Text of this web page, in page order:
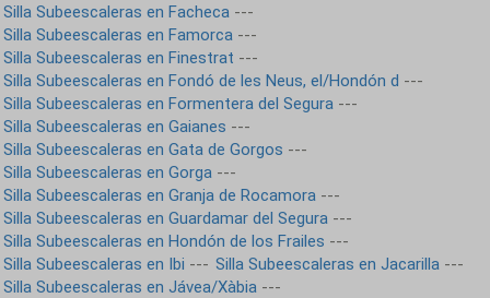
Silla Subeescaleras en Facheca ---
Silla Subeescaleras en Famorca ---
Silla Subeescaleras en Finestrat ---
Silla Subeescaleras en Fondó de les Neus, el/Hondón d ---
Silla Subeescaleras en Formentera del Segura ---
Silla Subeescaleras en Gaianes ---
Silla Subeescaleras en Gata de Gorgos ---
Silla Subeescaleras en Gorga ---
Silla Subeescaleras en Granja de Rocamora ---
Silla Subeescaleras en Guardamar del Segura ---
Silla Subeescaleras en Hondón de los Frailes ---
Silla Subeescaleras en Ibi --- Silla Subeescaleras en Jacarilla ---
Silla Subeescaleras en Jávea/Xàbia ---